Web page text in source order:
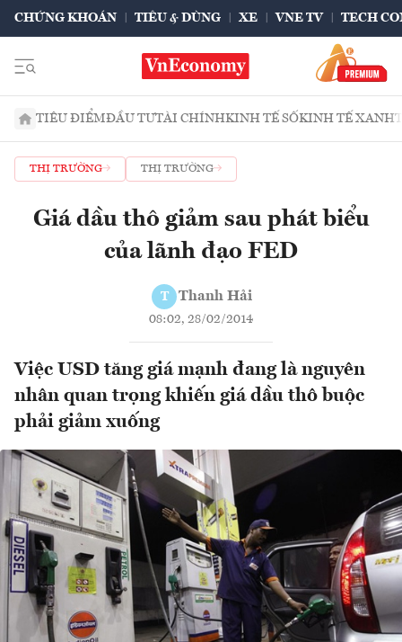
CHỨNG KHOÁN TIÊU & DÙNG XE VNE TV TECH
TIÊU ĐIỂMĐẦU TƯTÀI CHÍNHKINH TẾ SỐKINH TẾ XANH
THỊ TRƯỜNG THỊ TRƯỜNG
Giá dầu thô giảm sau phát biểu
của lãnh đạo FED
T Thanh Hải
08:02, 28/02/2014
Việc USD tăng giá mạnh đang là nguyên
nhân quan trọng khiến giá dầu thô buộc
phải giảm xuống